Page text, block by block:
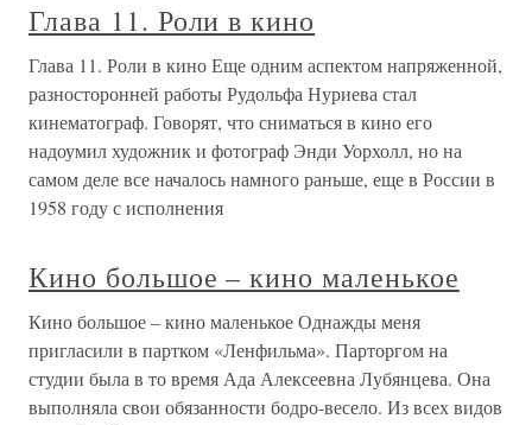
Глава 11. Роли в кино
Глава 11. Роли в кино Еще одним аспектом напряженной,
разносторонней работы Рудольфа Нуриева стал
кинематограф. Говорят, что сниматься в кино его
надоумил художник и фотограф Энди Уорхолл, но на
самом деле все началось намного раньше, еще в России в
1958 году с исполнения
Кино большое – кино маленькое
Кино большое – кино маленькое Однажды меня
пригласили в партком «Ленфильма». Парторгом на
студии была в то время Ада Алексеевна Лубянцева. Она
выполняла свои обязанности бодро-весело. Из всех видов